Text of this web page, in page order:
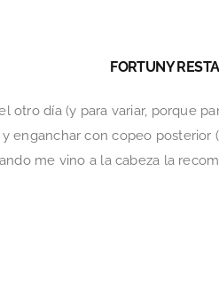
FORTUNY
otro día (y para variar, porque
enganchar con copeo
me vino a la cabeza la